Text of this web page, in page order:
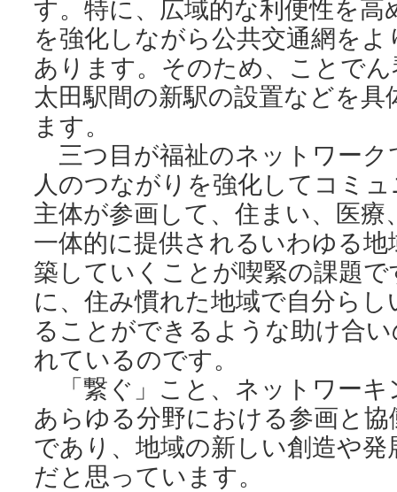
す。特に、広域的な利便性を
を強化しながら公共交通網を
あります。そのため、ことで
太田駅間の新駅の設置などを
ます。
三つ目が福祉のネットワーク
人のつながりを強化してコミ
主体が参画して、住まい、医療
一体的に提供されるいわゆる
築していくことが喫緊の課題
に、住み慣れた地域で自分ら
ることができるような助け合
れているのです。
「繋ぐ」こと、ネットワーキ
あらゆる分野における参画と
であり、地域の新しい創造や
だと思っています。